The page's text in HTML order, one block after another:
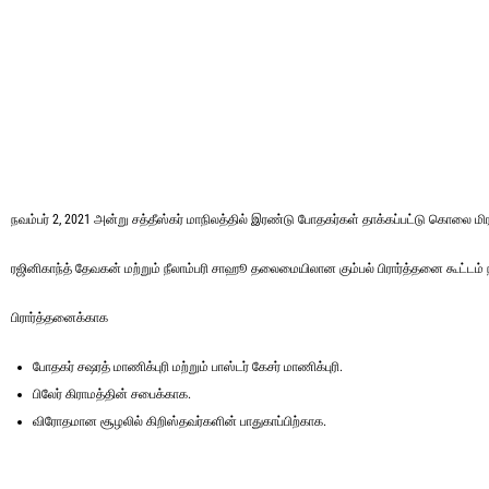
நவம்பர் 2, 2021 அன்று சத்தீஸ்கர் மாநிலத்தில் இரண்டு போதகர்கள் தாக்கப்பட்டு கொலை
ரஜினிகாந்த் தேவகன் மற்றும் நீலாம்பரி சாஹூ தலைமையிலான கும்பல் பிரார்த்தனை கூட்டம்
பிரார்த்தனைக்காக
போதகர் சஷரத் மாணிக்புரி மற்றும் பாஸ்டர் கேசர் மாணிக்புரி.
பிலேர் கிராமத்தின் சபைக்காக.
விரோதமான சூழலில் கிறிஸ்தவர்களின் பாதுகாப்பிற்காக.